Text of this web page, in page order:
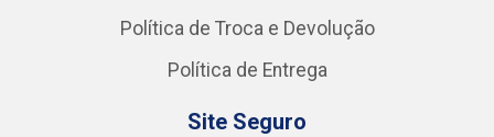
Política de Troca e Devolução
Política de Entrega
Site Seguro